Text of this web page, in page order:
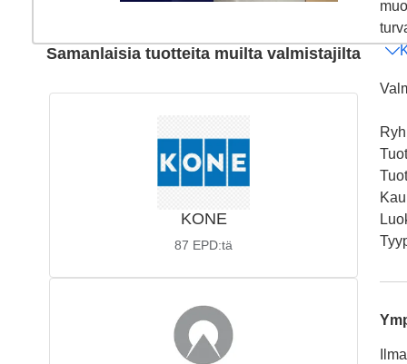
Samanlaisia tuotteita muilta valmistajilta
KONE
87 EPD:tä